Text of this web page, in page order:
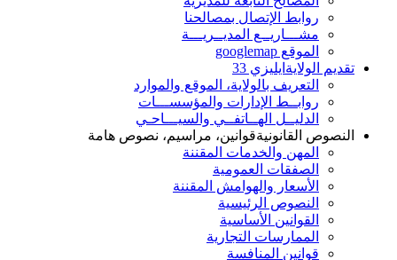
روابط الإتصال بمصالحنا
مشـــاريــع المديــريـــة
الموقع googlemap
تقديم الولاية ايليزي 33
التعريف بالولاية، الموقع والموارد
روابــط الإدارات والمؤسســـات
الدليــل الهــاتفــي والسيـــاحـي
النصوص القانونيةقوانين، مراسيم، نصوص هامة
المهن والخدمات المقننة
الصفقات العمومية
الأسعار والهوامش المقننة
النصوص الرئيسية
القوانين الأساسية
الممارسات التجارية
قوانين المنافسة